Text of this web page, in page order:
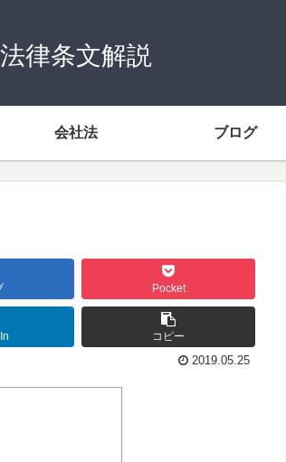
法律条文解説
会社法 ブログ
Pocket
コピー
2019.05.25